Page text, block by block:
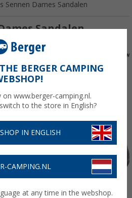
Sennen Dames Sandalen
Sandalen
BERGER CAMPING
on www.berger-camping.nl.
to the store in English?
IN ENGLISH
CAMPING.NL
at any time in the webshop.